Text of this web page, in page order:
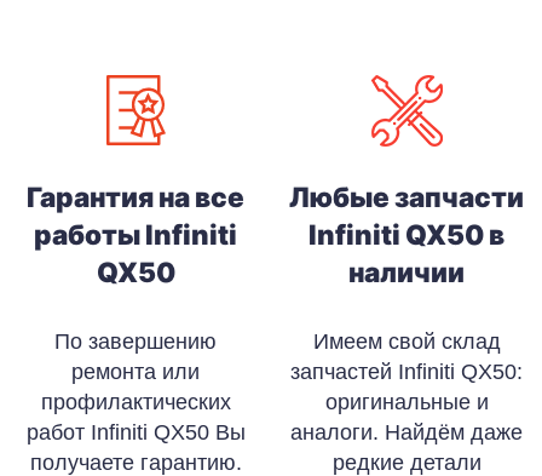
Гарантия на все
работы Infiniti
QX50
По завершению
ремонта или
профилактических
работ Infiniti QX50 Вы
получаете гарантию.
Любые запчасти
Infiniti QX50 в
наличии
Имеем свой склад
запчастей Infiniti QX50:
оригинальные и
аналоги. Найдём даже
редкие детали